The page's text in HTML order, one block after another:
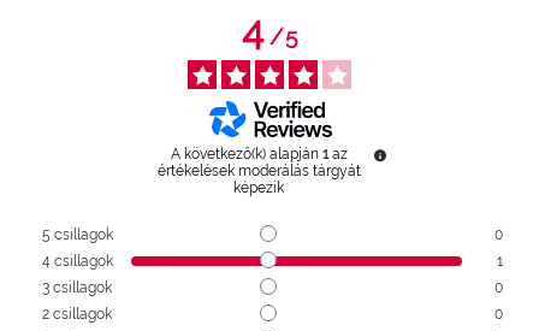
4/5
A következő(k) alapján 1 az
értékelések moderálás tárgyát
képezik
5 csillagok
0
4 csillagok
1
3 csillagok
0
2 csillagok
0